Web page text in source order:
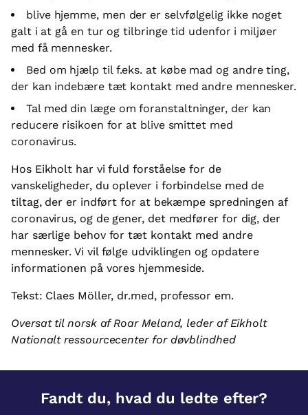
blive hjemme, men der er selvfølgelig ikke noget
galt i at gå en tur og tilbringe tid udenfor i miljøer
med få mennesker.
Bed om hjælp til f.eks. at købe mad og andre ting,
der kan indebære tæt kontakt med andre mennesker.
Tal med din læge om foranstaltninger, der kan
reducere risikoen for at blive smittet med
coronavirus.
Hos Eikholt har vi fuld forståelse for de
vanskeligheder, du oplever i forbindelse med de
tiltag, der er indført for at bekæmpe spredningen af
coronavirus, og de gener, det medfører for dig, der
har særlige behov for tæt kontakt med andre
mennesker. Vi vil følge udviklingen og opdatere
informationen på vores hjemmeside.
Tekst: Claes Möller, dr.med, professor em.
Oversat til norsk af Roar Meland, leder af Eikholt
Nationalt ressourcecenter for døvblindhed
Fandt du, hvad du ledte efter?